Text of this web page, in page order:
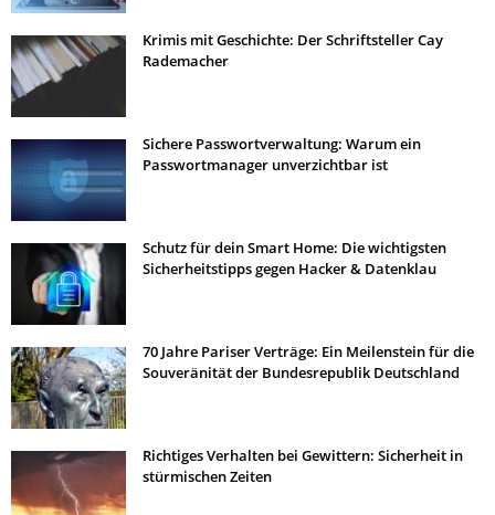
Krimis mit Geschichte: Der Schriftsteller Cay
Rademacher
Sichere Passwortverwaltung: Warum ein
Passwortmanager unverzichtbar ist
Schutz für dein Smart Home: Die wichtigsten
Sicherheitstipps gegen Hacker & Datenklau
70 Jahre Pariser Verträge: Ein Meilenstein für die
Souveränität der Bundesrepublik Deutschland
Richtiges Verhalten bei Gewittern: Sicherheit in
stürmischen Zeiten